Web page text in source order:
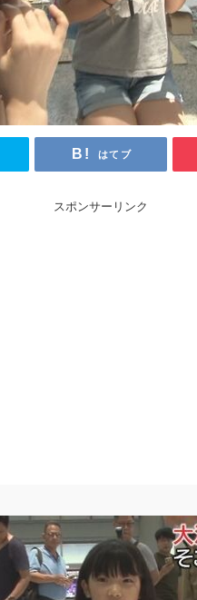
はてブ
スポンサーリンク